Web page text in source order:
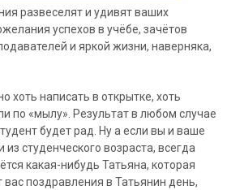
развеселят и удивят ваших
успехов в учёбе, зачётов
и яркой жизни, наверняка,
хоть написать в открытке, хоть
по «мылу». Результат в любом случае
будет рад. Ну а если вы и ваше
студенческого возраста, всегда
какая-нибудь Татьяна, которая
поздравления в Татьянин день,